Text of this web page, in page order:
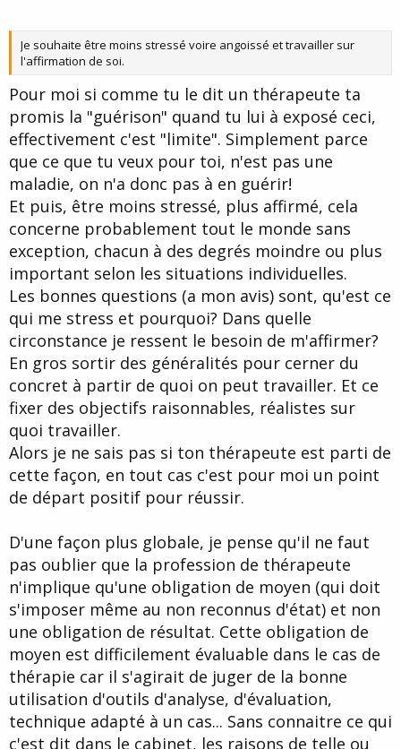
Je souhaite être moins stressé voire angoissé et travailler sur
l'affirmation de soi.
Pour moi si comme tu le dit un thérapeute ta
promis la "guérison" quand tu lui à exposé ceci,
effectivement c'est "limite". Simplement parce
que ce que tu veux pour toi, n'est pas une
maladie, on n'a donc pas à en guérir!
Et puis, être moins stressé, plus affirmé, cela
concerne probablement tout le monde sans
exception, chacun à des degrés moindre ou plus
important selon les situations individuelles.
Les bonnes questions (a mon avis) sont, qu'est ce
qui me stress et pourquoi? Dans quelle
circonstance je ressent le besoin de m'affirmer?
En gros sortir des généralités pour cerner du
concret à partir de quoi on peut travailler. Et ce
fixer des objectifs raisonnables, réalistes sur
quoi travailler.
Alors je ne sais pas si ton thérapeute est parti de
cette façon, en tout cas c'est pour moi un point
de départ positif pour réussir.
D'une façon plus globale, je pense qu'il ne faut
pas oublier que la profession de thérapeute
n'implique qu'une obligation de moyen (qui doit
s'imposer même au non reconnus d'état) et non
une obligation de résultat. Cette obligation de
moyen est difficilement évaluable dans le cas de
thérapie car il s'agirait de juger de la bonne
utilisation d'outils d'analyse, d'évaluation,
technique adapté à un cas... Sans connaitre ce qui
c'est dit dans le cabinet, les raisons de telle ou